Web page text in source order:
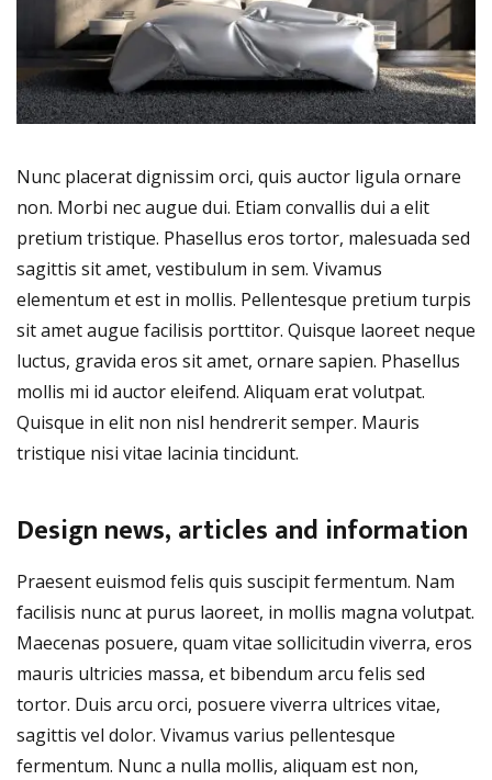
Nunc placerat dignissim orci, quis auctor ligula ornare
non. Morbi nec augue dui. Etiam convallis dui a elit
pretium tristique. Phasellus eros tortor, malesuada sed
sagittis sit amet, vestibulum in sem. Vivamus
elementum et est in mollis. Pellentesque pretium turpis
sit amet augue facilisis porttitor. Quisque laoreet neque
luctus, gravida eros sit amet, ornare sapien. Phasellus
mollis mi id auctor eleifend. Aliquam erat volutpat.
Quisque in elit non nisl hendrerit semper. Mauris
tristique nisi vitae lacinia tincidunt.
Design news, articles and information
Praesent euismod felis quis suscipit fermentum. Nam
facilisis nunc at purus laoreet, in mollis magna volutpat.
Maecenas posuere, quam vitae sollicitudin viverra, eros
mauris ultricies massa, et bibendum arcu felis sed
tortor. Duis arcu orci, posuere viverra ultrices vitae,
sagittis vel dolor. Vivamus varius pellentesque
fermentum. Nunc a nulla mollis, aliquam est non,